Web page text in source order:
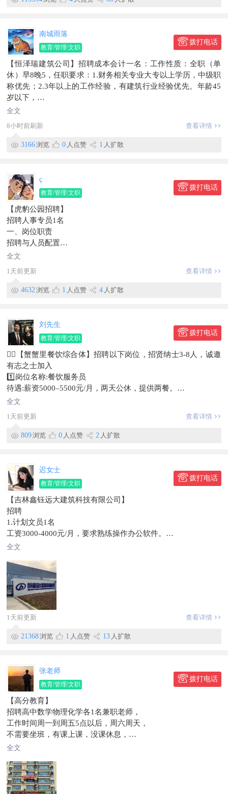
信息有效期到2026/10/06
南城雨落
教育/管理/文职
拨打电话
【恒泽瑞建筑公司】招聘成本会计一名：工作性质：全职（单
休）早8晚5，任职要求：1.财务相关专业大专以上学历，中级职
称优先；2.3年以上的工作经验，有建筑行业经验优先。年龄45
岁以下，
工资5000-5500联系电话：186****1013
信息有效期到2026/09/22
全文
8小时前刷新
查看详情
3166浏览 0 人点赞 1 人扩散
ç
教育/管理/文职
拨打电话
【虎豹公园招聘】
招聘人事专员1名
一、岗位职责
招聘与人员配置
根据公司业务需求，包括发布招聘信息、筛选简历、组织面试、
考勤与工资管理
负责员工考勤统计、请假审批、加班管理，确保考勤数据准确无
资表并提交财务发放。
五险一金办理
负责员工人事档案的建立、更新和保管，确保档案完整、保密。
薪资待遇：3000-4000元五险一金
招聘：客房主管1名
岗位职责：
1、负责客房日常运营的组织与协调，确保服务流程高效顺畅；
2、监督客房清洁、布草更换及设施维护工作，保障房间整洁与
3、协助制定客房服务标准并推动执行，持续提升服务质量；
4、配合上级完成对客房团队的管理与培训，提升员工专业能
招聘：讲解员1名
岗位职责：
1、负责接待来访人员并提供专业、流畅的讲解服务；
2、根据参观流程引导观众有序进行参观，确保讲解过程顺畅；
3、准确传递企业及项目相关信息，提升参观者的认知与体验
感；
4、收集参观者反馈意见，协助优化讲解内容与展示效果；
薪资待遇：3000—4000元五险一金
岗位职责：
1、负责研学课程的实施与现场教学组织，引导学生参与实践活
动；
2、在户外或实践场景中管理学生秩序，保障教学活动安全有序
进行；
4、配合完成课程前后的准备与总结工作；
地址：珲春虎豹公园
信息有效期到2026/08/09
联系时，请说明在【珲春圈】看到的~
全文
1天前更新
查看详情
4632 浏览 1 人点赞 4 人扩散
刘先生
教育/管理/文职
拨打电话
🐦‍🔥【蟹蟹里餐饮综合体】招聘以下岗位，招贤纳士3-8人，诚邀
有志之士加入
1️⃣岗位名称:餐饮服务员
待遇:薪资5000–5500元/月，两天公休，提供两餐。
任职要求:吃苦耐劳，踏实肯干，形象周正。
待遇:薪资5000-5500元/月，两天公休，提供两餐。
任职要求:吃苦耐劳，踏实肯干。
任职要求:踏实肯干，熟悉基本电脑操作。有经验者优先。
4️⃣岗位名称:财务专员
待遇:薪资4000-4500元/月，两天公休，提供两餐。
任职要求:具有专业会计经验，能做全盘账目者优先。
5️⃣岗位名称:行政专员
待遇：薪资3500-4500元/月，两天公休，提供两餐。
任职要求：熟悉电脑基本操作，有经验者优先。
联系电话📞137****3296微信同号
信息有效期到10月1日
全文
1天前更新
查看详情
809浏览 0 人点赞 2 人扩散
迟女士
教育/管理/文职
拨打电话
【吉林鑫钰远大建筑科技有限公司】
招聘
1.计划文员1名
工资3000-4000元/月，要求熟练操作办公软件。
2.会计1人
工作时间8:00-16:30（冬令时）
提供班车、食堂、宿舍、五险、周休一天、会计法定假日休
工作地址:珲春市合作区
企业简介：
吉林鑫钰远大建筑科技有限公司，是吉林鑫钰与远大住工集团的
合资企业，注册资本1亿元，总部设于吉林省珲春市，在珲春市
边境经济合作区建设和运营的延边PC工厂项目，总投资2.5亿
项目设计年产能80万平米，产品可应用于住宅和学校、写字楼、
酒店、场馆等公共建筑，地下综合管廊，市政及水利设施，园林
景观等工程。积极响应“一带一路”国家战略，秉承“绿水青山”的
理念，致力于打造全国范围内首家，且在较长时期内应当是唯一
一家，同时面向中朝俄三国市场，立足珲春、辐射东北亚的国家
级装配式建筑产业基地。PC是混凝土预制件的英文简称，PC装
配式建筑兴起于欧美，现在德法美日等国，装配式建筑占比已达
80%以上。PC装配式建筑，是一种标准化设计、工业化生产、
信息有效期到2026/07/12
全文
1天前更新 查看详情
21368浏览 1 人点赞 13 人扩散
张老师
教育/管理/文职
拨打电话
【高分教育】
招聘高中数学物理化学各1名兼职老师，
工作时间周一到周五5点以后，周六周天，
不需要坐班，有课上课，没课休息，
工资月薪1万左右
信息有效期到2026/09/14
联系时，请说明在【珲春圈】看到的~
全文